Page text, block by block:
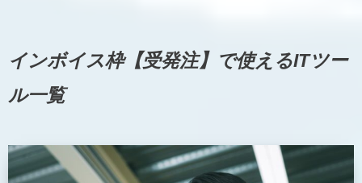
インボイス枠【受発注】で使えるITツー
ル一覧